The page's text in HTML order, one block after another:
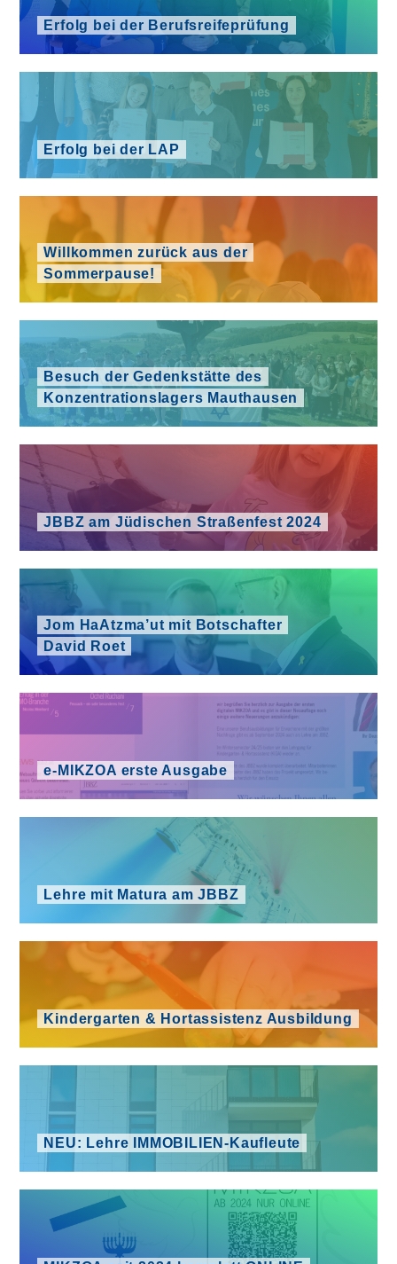
Erfolg bei der Berufsreifeprüfung
Erfolg bei der LAP
Willkommen zurück aus der
Sommerpause!
Besuch der Gedenkstätte des
Konzentrationslagers Mauthausen
JBBZ am Jüdischen Straßenfest 2024
Jom HaAtzma’ut mit Botschafter
David Roet
e‑MIKZOA erste Ausgabe
Lehre mit Matura am JBBZ
Kindergarten & Hortassistenz Ausbildung
NEU: Lehre IMMOBILIEN-Kaufleute